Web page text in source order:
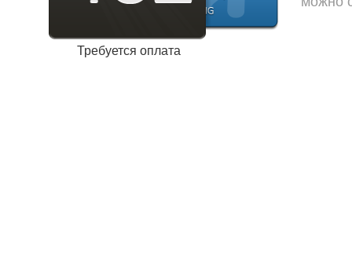
Требуется оплата